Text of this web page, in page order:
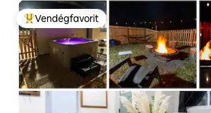
Kiemelt vendégfavorit
Vendégfavorit